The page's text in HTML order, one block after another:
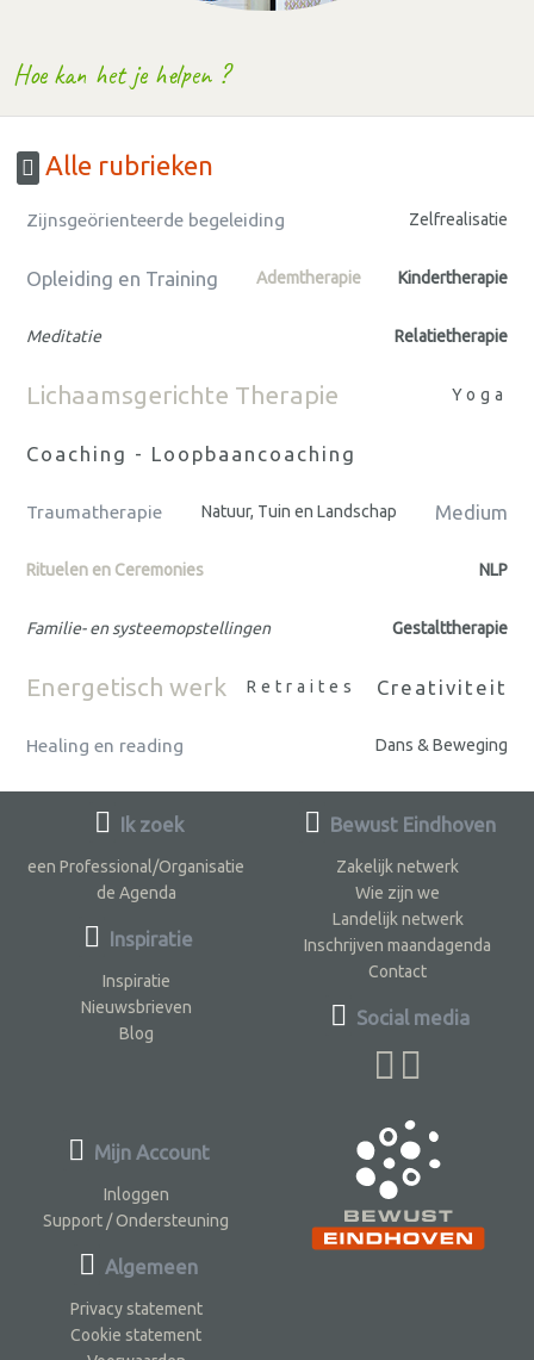
Hoe kan het je helpen ?
Alle rubrieken
Zijnsgeörienteerde begeleiding Zelfrealisatie
Opleiding en Training Ademtherapie Kindertherapie
Meditatie Relatietherapie
Lichaamsgerichte Therapie Yoga
Coaching - Loopbaancoaching
Traumatherapie Natuur, Tuin en Landschap Medium
Rituelen en Ceremonies NLP
Familie- en systeemopstellingen Gestalttherapie
Energetisch werk Retraites Creativiteit
Healing en reading Dans & Beweging
Ik zoek
een Professional/Organisatie
de Agenda
Inspiratie
Inspiratie
Nieuwsbrieven
Blog
Bewust Eindhoven
Zakelijk netwerk
Wie zijn we
Landelijk netwerk
Inschrijven maandagenda
Contact
Social media
Mijn Account
Inloggen
Support / Ondersteuning
Algemeen
Privacy statement
Cookie statement